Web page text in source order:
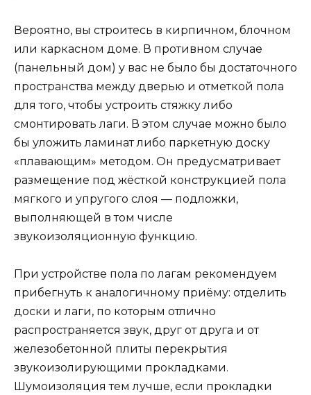
Вероятно, вы строитесь в кирпичном, блочном
или каркасном доме. В противном случае
(панельный дом) у вас не было бы достаточного
пространства между дверью и отметкой пола
для того, чтобы устроить стяжку либо
смонтировать лаги. В этом случае можно было
бы уложить ламинат либо паркетную доску
«плавающим» методом. Он предусматривает
размещение под жёсткой конструкцией пола
мягкого и упругого слоя — подложки,
выполняющей в том числе
звукоизоляционную функцию.
При устройстве пола по лагам рекомендуем
прибегнуть к аналогичному приёму: отделить
доски и лаги, по которым отлично
распространяется звук, друг от друга и от
железобетонной плиты перекрытия
звукоизолирующими прокладками.
Шумоизоляция тем лучше, если прокладки